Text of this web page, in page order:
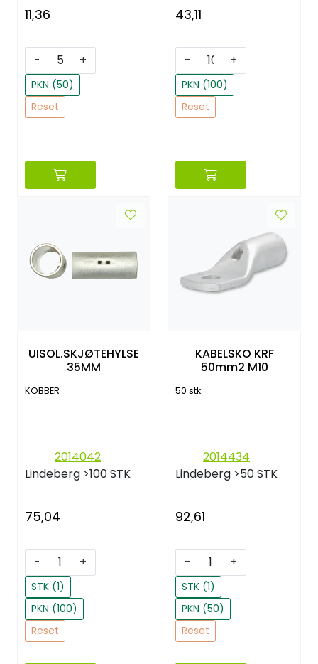
11,36
- +
PKN (50)
Reset
43,11
- +
PKN (100)
Reset
UISOL.SKJØTEHYLSE
35MM
KOBBER
2014042
Lindeberg >100 STK
75,04
- +
STK (1)
PKN (100)
Reset
KABELSKO KRF
50mm2 M10
50 stk
2014434
Lindeberg >50 STK
92,61
- +
STK (1)
PKN (50)
Reset